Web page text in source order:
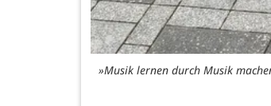
»Musik lernen durch Musik